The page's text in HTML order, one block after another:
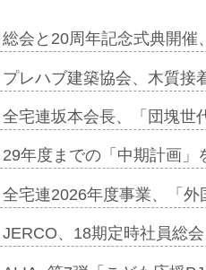
法を提案=P…
とワンビ…
追加=リンナ…
収見込む=…
総会と20周年記念式典開
プレハブ建築協会、木質
全宅連坂本会長、「団塊
29年度までの「中期計画
全宅連2026年度事業、「
JERCO、18期定時社員総